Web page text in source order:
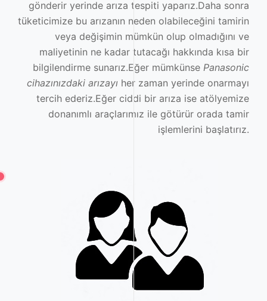
gönderir yerinde arıza tespiti yaparız.Daha sonra
tüketicimize bu arızanın neden olabileceğini tamirin
veya değişimin mümkün olup olmadığını ve
maliyetinin ne kadar tutacağı hakkında kısa bir
bilgilendirme sunarız.Eğer mümkünse Panasonic
cihazınızdaki arızayı her zaman yerinde onarmayı
tercih ederiz.Eğer ciddi bir arıza ise atölyemize
donanımlı araçlarımız ile götürür orada tamir
işlemlerini başlatırız.